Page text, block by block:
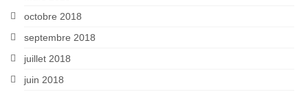
octobre 2018
septembre 2018
juillet 2018
juin 2018